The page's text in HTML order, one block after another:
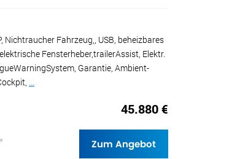
Nichtraucher Fahrzeug,, USB, beheizbares
Fensterheber,trailerAssist, Elektr.
Garantie, Ambient-
...
45.880 €
Zum Angebot